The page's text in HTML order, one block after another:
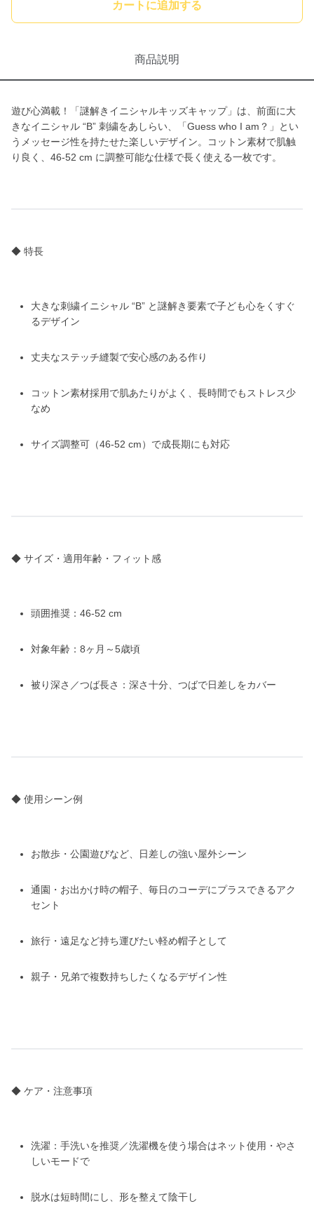
カートに追加する
商品説明
遊び心満載！「謎解きイニシャルキッズキャップ」は、前面に大
きなイニシャル “B” 刺繍をあしらい、「Guess who I am？」とい
うメッセージ性を持たせた楽しいデザイン。コットン素材で肌触
り良く、46-52 cm に調整可能な仕様で長く使える一枚です。
◆ 特長
大きな刺繍イニシャル “B” と謎解き要素で子ども心をくすぐ
るデザイン
丈夫なステッチ縫製で安心感のある作り
コットン素材採用で肌あたりがよく、長時間でもストレス少
なめ
サイズ調整可（46-52 cm）で成長期にも対応
◆ サイズ・適用年齢・フィット感
頭囲推奨：46-52 cm
対象年齢：8ヶ月～5歳頃
被り深さ／つば長さ：深さ十分、つばで日差しをカバー
◆ 使用シーン例
お散歩・公園遊びなど、日差しの強い屋外シーン
通園・お出かけ時の帽子、毎日のコーデにプラスできるアク
セント
旅行・遠足など持ち運びたい軽め帽子として
親子・兄弟で複数持ちしたくなるデザイン性
◆ ケア・注意事項
洗濯：手洗いを推奨／洗濯機を使う場合はネット使用・やさ
しいモードで
脱水は短時間にし、形を整えて陰干し